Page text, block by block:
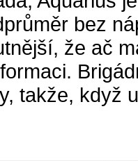
bez
že ač
takže, když